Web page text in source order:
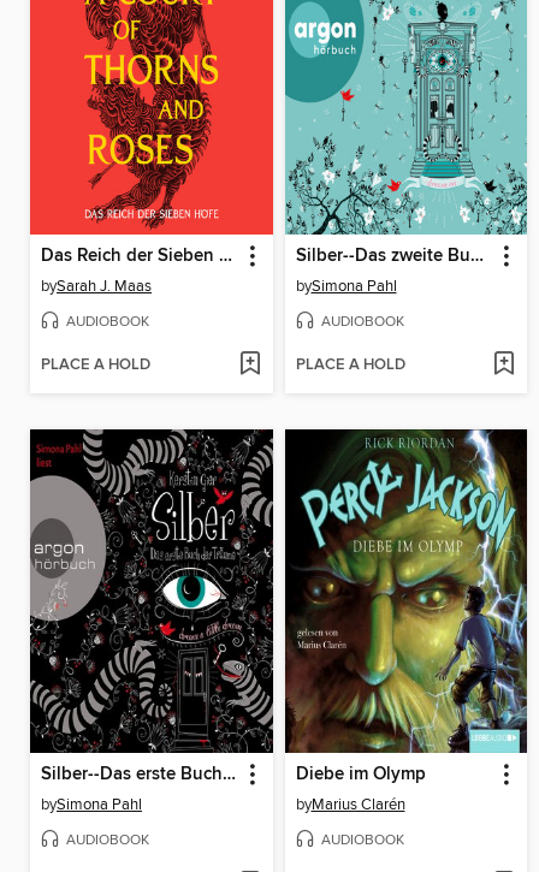
Das Reich der Sieben Höfe
bySarah J. Maas
AUDIOBOOK
PLACE A HOLD
Silber--Das zweite Buch der Träume--Dream a Little Dream
bySimona Pahl
AUDIOBOOK
PLACE A HOLD
Silber--Das erste Buch der Träume (ungekürzt)
bySimona Pahl
AUDIOBOOK
Diebe im Olymp
byMarius Clarén
AUDIOBOOK